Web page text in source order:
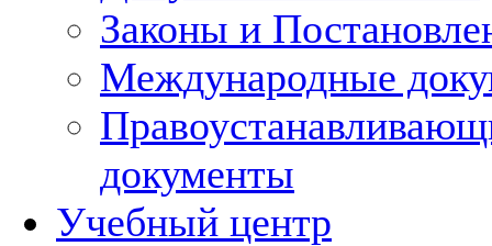
Законы и
Международные
документы
Учебный центр